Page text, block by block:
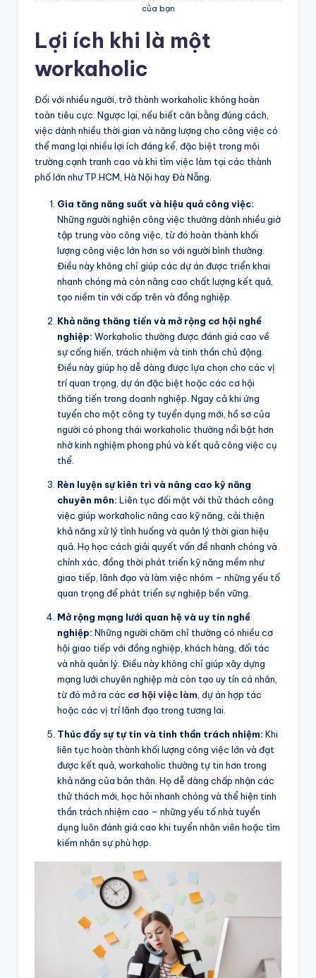
của bạn
Lợi ích khi là một
workaholic
Đối với nhiều người, trở thành workaholic không hoàn
toàn tiêu cực. Ngược lại, nếu biết cân bằng đúng cách,
việc dành nhiều thời gian và năng lượng cho công việc có
thể mang lại nhiều lợi ích đáng kể, đặc biệt trong môi
trường cạnh tranh cao và khi tìm việc làm tại các thành
phố lớn như TP.HCM, Hà Nội hay Đà Nẵng.
Gia tăng năng suất và hiệu quả công việc:
Những người nghiện công việc thường dành nhiều giờ
tập trung vào công việc, từ đó hoàn thành khối
lượng công việc lớn hơn so với người bình thường.
Điều này không chỉ giúp các dự án được triển khai
nhanh chóng mà còn nâng cao chất lượng kết quả,
tạo niềm tin với cấp trên và đồng nghiệp.
Khả năng thăng tiến và mở rộng cơ hội nghề
nghiệp: Workaholic thường được đánh giá cao về
sự cống hiến, trách nhiệm và tinh thần chủ động.
Điều này giúp họ dễ dàng được lựa chọn cho các vị
trí quan trọng, dự án đặc biệt hoặc các cơ hội
thăng tiến trong doanh nghiệp. Ngay cả khi ứng
tuyển cho một công ty tuyển dụng mới, hồ sơ của
người có phong thái workaholic thường nổi bật hơn
nhờ kinh nghiệm phong phú và kết quả công việc cụ
thể.
Rèn luyện sự kiên trì và nâng cao kỹ năng
chuyên môn: Liên tục đối mặt với thử thách công
việc giúp workaholic nâng cao kỹ năng, cải thiện
khả năng xử lý tình huống và quản lý thời gian hiệu
quả. Họ học cách giải quyết vấn đề nhanh chóng và
chính xác, đồng thời phát triển kỹ năng mềm như
giao tiếp, lãnh đạo và làm việc nhóm – những yếu tố
quan trọng để phát triển sự nghiệp bền vững.
Mở rộng mạng lưới quan hệ và uy tín nghề
nghiệp: Những người chăm chỉ thường có nhiều cơ
hội giao tiếp với đồng nghiệp, khách hàng, đối tác
và nhà quản lý. Điều này không chỉ giúp xây dựng
mạng lưới chuyên nghiệp mà còn tạo uy tín cá nhân,
từ đó mở ra các cơ hội việc làm , dự án hợp tác
hoặc các vị trí lãnh đạo trong tương lai.
Thúc đẩy sự tự tin và tinh thần trách nhiệm: Khi
liên tục hoàn thành khối lượng công việc lớn và đạt
được kết quả, workaholic thường tự tin hơn trong
khả năng của bản thân. Họ dễ dàng chấp nhận các
thử thách mới, học hỏi nhanh chóng và thể hiện tinh
thần trách nhiệm cao – những yếu tố nhà tuyển
dụng luôn đánh giá cao khi tuyển nhân viên hoặc tìm
kiếm nhân sự phù hợp.